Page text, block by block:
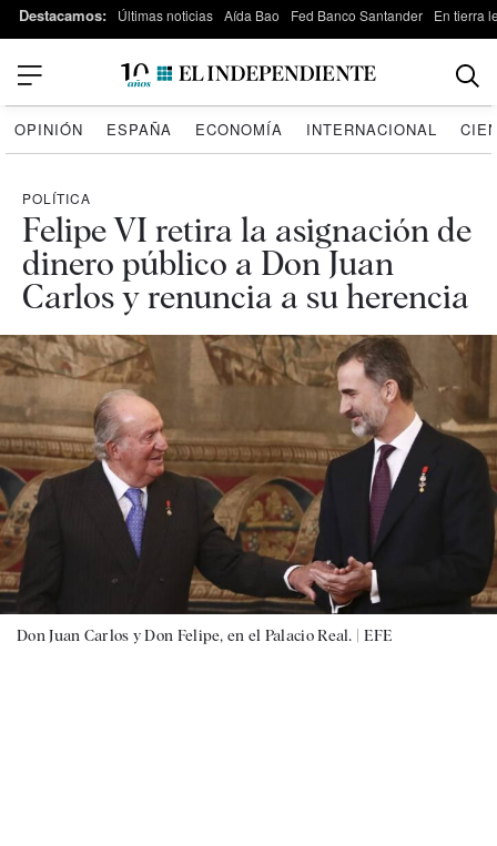
Destacamos: Últimas noticias Aída Bao Fed Banco Santander En tierra
OPINIÓN ESPAÑA ECONOMÍA INTERNACIONAL
POLÍTICA
Felipe VI retira la asignación de
dinero público a Don Juan
Carlos y renuncia a su herencia
Don Juan Carlos y Don Felipe, en el Palacio Real. | EFE